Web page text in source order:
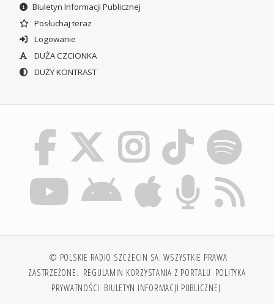
Biuletyn Informacji Publicznej
Posłuchaj teraz
Logowanie
DUŻA CZCIONKA
DUŻY KONTRAST
© POLSKIE RADIO SZCZECIN SA. WSZYSTKIE PRAWA
ZASTRZEŻONE. REGULAMIN KORZYSTANIA Z PORTALU POLITYKA
PRYWATNOŚCI BIULETYN INFORMACJI PUBLICZNEJ